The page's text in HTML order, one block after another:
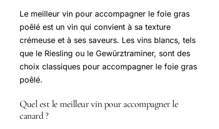
Le meilleur vin pour accompagner le foie gras
poêlé est un vin qui convient à sa texture
crémeuse et à ses saveurs. Les vins blancs, tels
que le Riesling ou le Gewürztraminer, sont des
choix classiques pour accompagner le foie gras
poêlé.
Quel est le meilleur vin pour accompagner le
canard ?